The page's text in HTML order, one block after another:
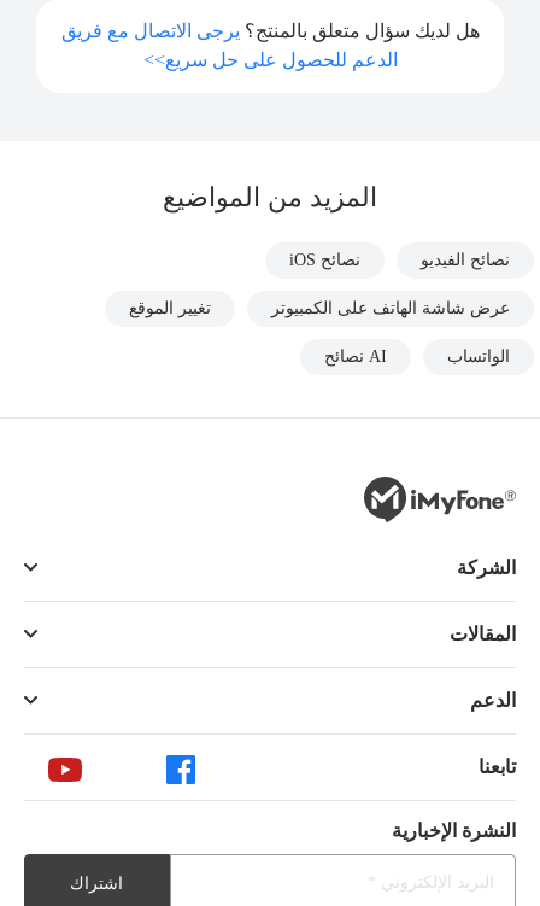
هل لديك سؤال متعلق بالمنتج؟ يرجى الاتصال مع فريق
الدعم للحصول على حل سريع>>
المزيد من المواضيع
نصائح الفيديو نصائح iOS
عرض شاشة الهاتف على الكمبيوتر تغيير الموقع
الواتساب AI نصائح
الشركة
المقالات
الدعم
تابعنا
النشرة الإخبارية
اشتراك